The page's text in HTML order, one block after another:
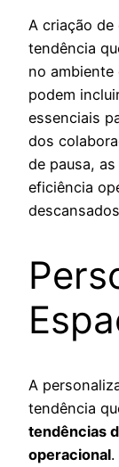
A criação de
tendência
no ambiente
podem
essenciais
dos
de pausa,
eficiência
A
tendência
tendências
operacional.